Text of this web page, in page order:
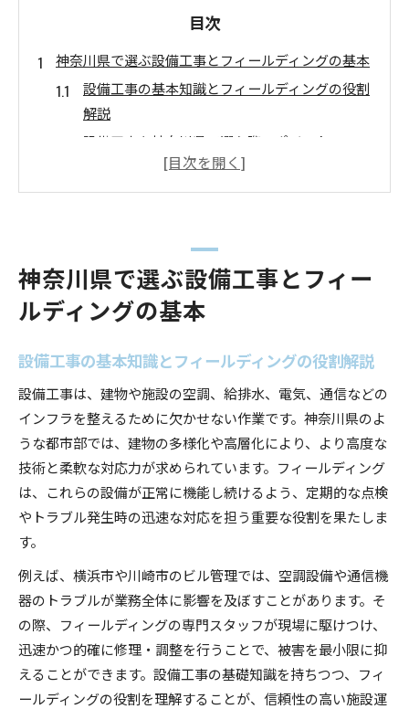
目次
神奈川県で選ぶ設備工事とフィールディングの基本
設備工事の基本知識とフィールディングの役割
解説
設備工事を神奈川県で選ぶ際のポイント
フィールディングが設備工事に与える影響とは
設備工事とICT導入の相性の良さを考察
ICTシステム導入に最適な設備工事の知識
ICTシステムと設備工事の連携成功事例を紹介
ICT導入時に選ぶべき設備工事の条件とは
設備工事がICT環境にもたらすメリット
フィールディング視点で見るICT設備の最適化
フィールディング活用が企業にもたらす安心とは
フィールディングが設備工事の信頼性を高める
理由
企業が安心できる設備工事体制の特徴
設備工事現場で求められるフィールディングの
技術力
フィールディングと設備工事の安全対策ポイン
ト
設備工事の信頼性を高める神奈川県の最新事情
神奈川県で選ぶ設備工事とフィー
ルディングの基本
設備工事の基本知識とフィールディングの役割解説
設備工事は、建物や施設の空調、給排水、電気、通信などの
インフラを整えるために欠かせない作業です。神奈川県のよ
うな都市部では、建物の多様化や高層化により、より高度な
技術と柔軟な対応力が求められています。フィールディング
は、これらの設備が正常に機能し続けるよう、定期的な点検
やトラブル発生時の迅速な対応を担う重要な役割を果たしま
す。
例えば、横浜市や川崎市のビル管理では、空調設備や通信機
器のトラブルが業務全体に影響を及ぼすことがあります。そ
の際、フィールディングの専門スタッフが現場に駆けつけ、
迅速かつ的確に修理・調整を行うことで、被害を最小限に抑
えることができます。設備工事の基礎知識を持ちつつ、フィ
ールディングの役割を理解することが、信頼性の高い施設運